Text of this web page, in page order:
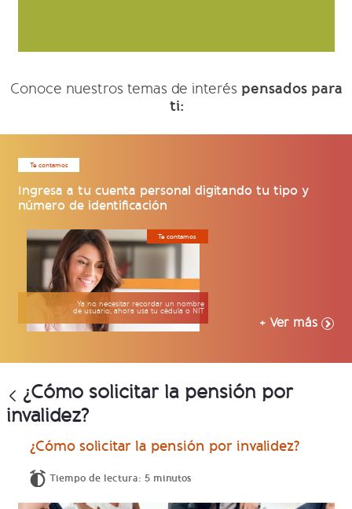
Conoce nuestros temas de interés pensados para
ti:
Te contamos
Ya no necesitar recordar un nombre
de usuario, ahora usa tu cédula o NIT
Te contamos
Ingresa a tu cuenta personal digitando tu tipo y
número de identificación
+ Ver más
¿Cómo solicitar la pensión por
invalidez?
¿Cómo solicitar la pensión por invalidez?
Tiempo de lectura: 5 minutos